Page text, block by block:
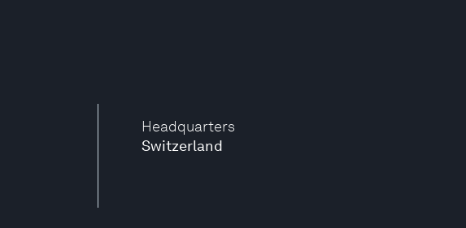
Headquarters
Switzerland